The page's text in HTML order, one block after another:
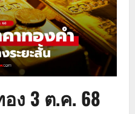
ง 3 ต.ค. 68